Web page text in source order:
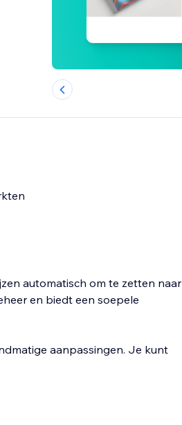
automatisch om te zetten naar
en biedt een soepele
aanpassingen. Je kunt